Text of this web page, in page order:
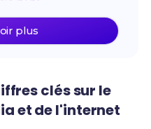
plus
clés sur le
et de l'internet